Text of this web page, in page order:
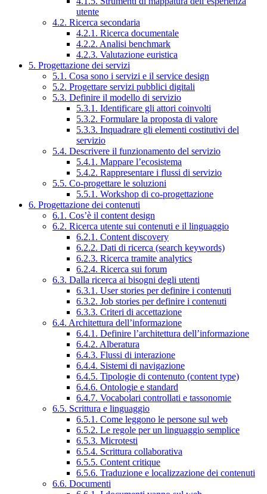
utente
4.2. Ricerca secondaria
4.2.1. Ricerca documentale
4.2.2. Analisi benchmark
4.2.3. Valutazione euristica
5. Progettazione dei servizi
5.1. Cosa sono i servizi e il service design
5.2. Progettare servizi pubblici digitali
5.3. Definire il modello di servizio
5.3.1. Identificare gli attori coinvolti
5.3.2. Formulare la proposta di valore
5.3.3. Inquadrare gli elementi costitutivi del
servizio
5.4. Descrivere il funzionamento del servizio
5.4.1. Mappare l’ecosistema
5.4.2. Rappresentare i flussi di servizio
5.5. Co-progettare le soluzioni
5.5.1. Workshop di co-progettazione
6. Progettazione dei contenuti
6.1. Cos’è il content design
6.2. Ricerca utente sui contenuti e il linguaggio
6.2.1. Content discovery
6.2.2. Dati di ricerca (search keywords)
6.2.3. Ricerca tramite analytics
6.2.4. Ricerca sui forum
6.3. Dalla ricerca ai bisogni degli utenti
6.3.1. User stories per definire i contenuti
6.3.2. Job stories per definire i contenuti
6.3.3. Criteri di accettazione
6.4. Architettura dell’informazione
6.4.1. Definire l’architettura dell’informazione
6.4.2. Alberatura
6.4.3. Flussi di interazione
6.4.4. Sistemi di navigazione
6.4.5. Tipologie di contenuto (content type)
6.4.6. Ontologie e standard
6.4.7. Vocabolari controllati e tassonomie
6.5. Scrittura e linguaggio
6.5.1. Come leggono le persone sul web
6.5.2. Le regole per un linguaggio semplice
6.5.3. Microtesti
6.5.4. Scrittura collaborativa
6.5.5. Content critique
6.5.6. Traduzione e localizzazione dei contenuti
6.6. Documenti